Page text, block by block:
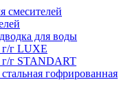
смесителей
для воды
г LUXE
г STANDART
гофрированная